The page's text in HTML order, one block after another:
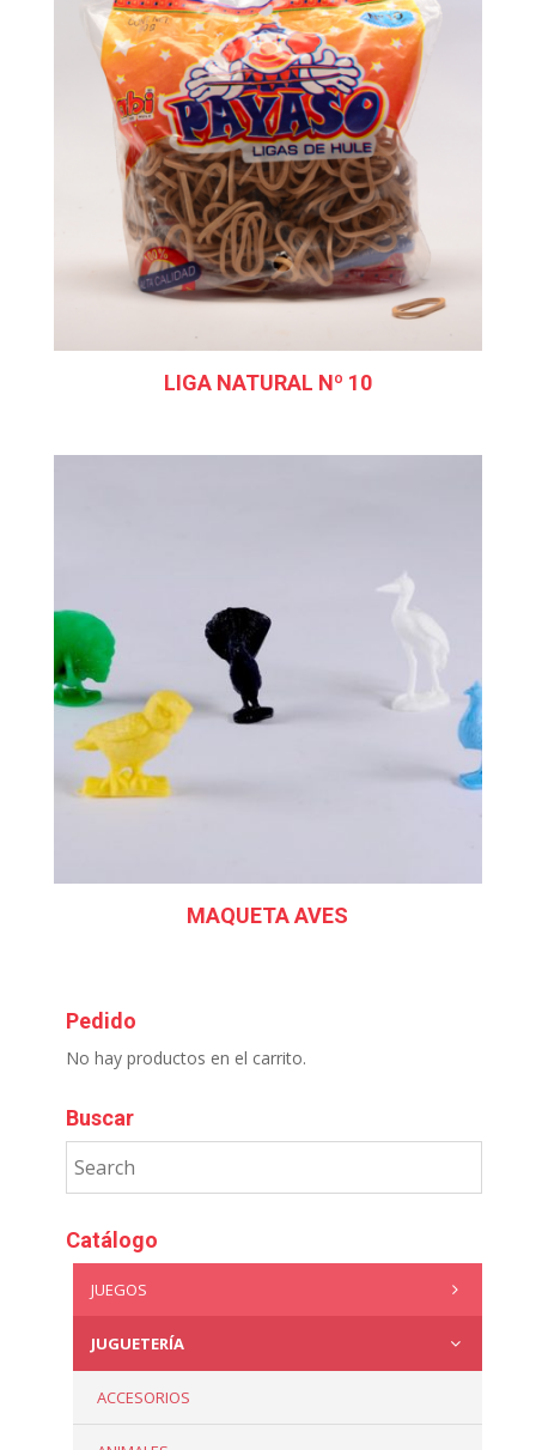
LIGA NATURAL Nº 10
MAQUETA AVES
Pedido
No hay productos en el carrito.
Buscar
Catálogo
JUEGOS
JUGUETERÍA
ACCESORIOS